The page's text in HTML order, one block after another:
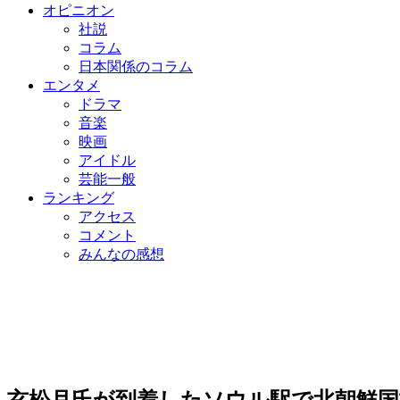
オピニオン
社説
コラム
日本関係のコラム
エンタメ
ドラマ
音楽
映画
アイドル
芸能一般
ランキング
アクセス
コメント
みんなの感想